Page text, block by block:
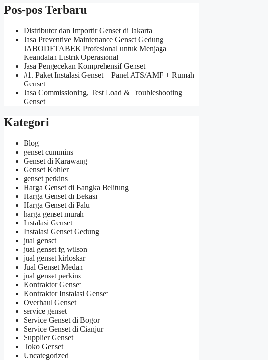
Pos-pos Terbaru
Distributor dan Importir Genset di Jakarta
Jasa Preventive Maintenance Genset Gedung
JABODETABEK Profesional untuk Menjaga
Keandalan Listrik Operasional
Jasa Pengecekan Komprehensif Genset
#1. Paket Instalasi Genset + Panel ATS/AMF + Rumah
Genset
Jasa Commissioning, Test Load & Troubleshooting
Genset
Kategori
Blog
genset cummins
Genset di Karawang
Genset Kohler
genset perkins
Harga Genset di Bangka Belitung
Harga Genset di Bekasi
Harga Genset di Palu
harga genset murah
Instalasi Genset
Instalasi Genset Gedung
jual genset
jual genset fg wilson
jual genset kirloskar
Jual Genset Medan
jual genset perkins
Kontraktor Genset
Kontraktor Instalasi Genset
Overhaul Genset
service genset
Service Genset di Bogor
Service Genset di Cianjur
Supplier Genset
Toko Genset
Uncategorized